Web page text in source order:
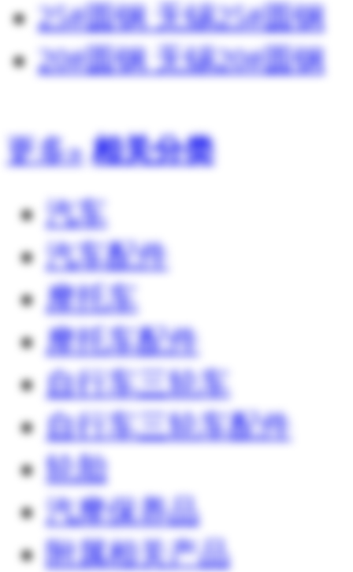
25#圆钢 无锡25#圆钢
20#圆钢 无锡20#圆钢
更多» 相关分类
汽车
汽车配件
摩托车
摩托车配件
自行车三轮车
自行车三轮车配件
轮胎
汽摩保养品
附属相关产品